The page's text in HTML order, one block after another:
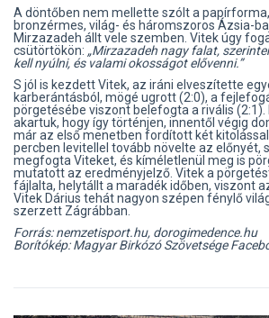
A döntőben nem mellette szólt a
bronzérmes, világ- és háromszoros Ázsia-
Mirzazadeh állt vele szemben. Vitek úgy
csütörtökön: „Mirzazadeh nagy falat,
kell nyúlni, és valami okosságot elővenni.”
S jól is kezdett Vitek, az iráni elveszítette
karberántásból, mögé ugrott (2:0), a
pörgetésébe viszont belefogta a rivális
akartuk, hogy így történjen, innentől végig
már az első menetben fordított két
percben levitellel tovább növelte az előnyét,
megfogta Viteket, és kíméletlenül meg is
mutatott az eredményjelző. Vitek a
fájlalta, helytállt a maradék időben, viszont
Vitek Dárius tehát nagyon szépen fénylő
szerzett Zágrábban.
Forrás: nemzetisport.hu, dorogimedence.hu
Borítókép: Magyar Birkózó Szövetsége